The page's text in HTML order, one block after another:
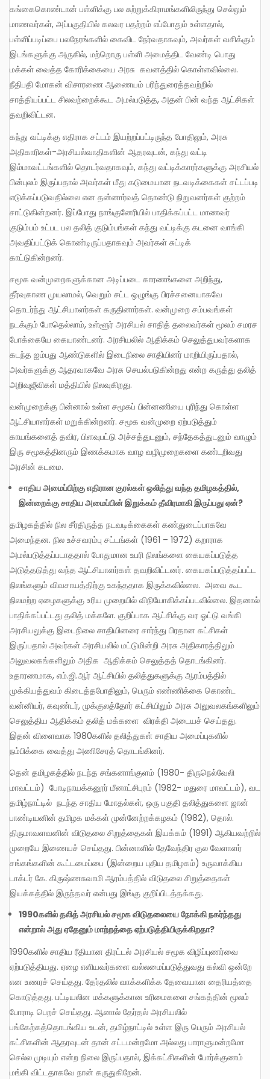
கங்கைகொண்டான் பள்ளிக்கு பல சுற்றுக்கிராமங்களிலிருந்து செல்லும்
மாணவர்கள், அப்பகுதியில் கலவர பதற்றம் எப்போதும் உள்ளதால்,
பள்ளிப்படிப்பை பலநேரங்களில் கைவிட நேர்வதாகவும், அவர்கள் வசிக்கும்
இடங்களுக்கு அருகில், மற்றொரு பள்ளி அமைத்திட வேண்டி பொது
மக்கள் வைத்த கோரிக்கையை அரசு கவனத்தில் கொள்ளவில்லை.
நீதிபதி மோகன் விசாரணை ஆணையம் பரிந்துரைத்தவற்றில்
சாத்தியப்பட்ட சிலவற்றைக்கூட அமல்படுத்த, அதன் பின் வந்த ஆட்சிகள்
தவறிவிட்டன.
கந்து வட்டிக்கு எதிராக சட்டம் இயற்றப்பட்டிருந்த போதிலும், அரசு
அதிகாரிகள்-அரசியல்வாதிகளின் ஆதரவுடன், கந்து வட்டி
இம்மாவட்டங்களில் தொடர்வதாகவும், கந்து வட்டிக்காரர்களுக்கு அரசியல்
பின்புலம் இருப்பதால் அவர்கள் மீது கடுமையான நடவடிக்கைகள் சட்டப்படி
எடுக்கப்படுவதில்லை என தன்னார்வத் தொண்டு நிறுவனர்கள் குற்றம்
சாட்டுகின்றனர். இப்போது நாங்குனேரியில் பாதிக்கப்பட்ட மாணவர்
குடும்பம் உட்பட பல தலித் குடும்பங்கள் கந்து வட்டிக்கு கடனை வாங்கி
அவதிப்பட்டுக் கொண்டிருப்பதாகவும் அவர்கள் சுட்டிக்
காட்டுகின்றனர்.
சமூக வன்முறைகளுக்கான அடிப்படை காரணங்களை அறிந்து,
தீர்வுகாண முயலாமல், வெறும் சட்ட ஒழுங்கு பிரச்சனையாகவே
தொடர்ந்து ஆட்சியாளர்கள் கருதினார்கள். வன்முறை சம்பவங்கள்
நடக்கும் போதெல்லாம், உள்ளூர் அரசியல் சாதித் தலைவர்கள் மூலம் சமரச
போக்கையே கையாண்டனர். அரசியலில் ஆதிக்கம் செலுத்துபவர்களாக
கடந்த ஐம்பது ஆண்டுகளில் இடைநிலை சாதியினர் மாறியிருப்பதால்,
அவர்களுக்கு ஆதரவாகவே அரசு செயல்படுகின்றது என்ற கருத்து தலித்
அறிவுஜீவிகள் மத்தியில் நிலவுகிறது.
வன்முறைக்கு பின்னால் உள்ள சமூகப் பின்னணியை புரிந்து கொள்ள
ஆட்சியாளர்கள் மறுக்கின்றனர். சமூக வன்முறை ஏற்படுத்தும்
காயங்களைத் தவிர, பிளவுபட்டு அச்சத்துடனும், சந்தேகத்துடனும் வாழும்
இரு சமூகத்தினரும் இணக்கமாக வாழ வழிமுறைகளை கண்டறிவது
அரசின் கடமை.
சாதிய அமைப்பிற்கு எதிரான குரல்கள் ஒலித்து வந்த தமிழகத்தில்,
இன்றைக்கு சாதிய அமைப்பின் இறுக்கம் தீவிரமாகி இருப்பது ஏன்?
தமிழகத்தில் நில சீர்திருத்த நடவடிக்கைகள் கண்துடைப்பாகவே
அமைந்தன. நில உச்சவரம்பு சட்டங்கள் (1961 – 1972) கறாராக
அமல்படுத்தப்படாததால் போதுமான உபரி நிலங்களை கையகப்படுத்த
அடுத்தடுத்து வந்த ஆட்சியாளர்கள் தவறிவிட்டனர். கையகப்படுத்தப்பட்ட
நிலங்களும் விவசாயத்திற்கு உகந்ததாக இருக்கவில்லை. அவை கூட
நிலமற்ற ஏழைகளுக்கு உரிய முறையில் விநியோகிக்கப்படவில்லை. இதனால்
பாதிக்கப்பட்டது தலித் மக்களே. குறிப்பாக ஆட்சிக்கு வர ஓட்டு வங்கி
அரசியலுக்கு இடைநிலை சாதியினரை சார்ந்து பிரதான கட்சிகள்
இருப்பதால் அவர்கள் அரசியலில் மட்டுமின்றி அரசு அதிகாரத்திலும்
அலுவலகங்களிலும் அதிக ஆதிக்கம் செலுத்தத் தொடங்கினர்.
உதாரணமாக, எம்.ஜி.ஆர் ஆட்சியில் தலித்துகளுக்கு ஆரம்பத்தில்
முக்கியத்துவம் கிடைத்தபோதிலும், பெரும் எண்ணிக்கை கொண்ட
வன்னியர், கவுண்டர், முக்குலத்தோர் கட்சியிலும் அரசு அலுவலகங்களிலும்
செலுத்திய ஆதிக்கம் தலித் மக்களை விரக்தி அடையச் செய்தது.
இதன் விளைவாக 1980களில் தலித்துகள் சாதிய அமைப்புகளில்
நம்பிக்கை வைத்து அணிசேரத் தொடங்கினர்.
தென் தமிழகத்தில் நடந்த சங்கனாங்குளம் (1980- திருநெல்வேலி
மாவட்டம்) போடிநாயக்கனூர் மீனாட்சிபுரம் (1982- மதுரை மாவட்டம்), வட
தமிழ்நாட்டில் நடந்த சாதிய மோதல்கள், ஒரு பகுதி தலித்துகளை ஜான்
பாண்டியனின் தமிழக மக்கள் முன்னேற்றக்கழகம் (1982), தொல்.
திருமாவளவனின் விடுதலை சிறுத்தைகள் இயக்கம் (1991) ஆகியவற்றில்
முறையே இணையச் செய்தது. பின்னாளில் தேவேந்திர குல வேளாளர்
சங்கங்களின் கூட்டமைப்பை (இன்றைய புதிய தமிழகம்) உருவாக்கிய
டாக்டர் கே. கிருஷ்ணசுவாமி ஆரம்பத்தில் விடுதலை சிறுத்தைகள்
இயக்கத்தில் இருந்தவர் என்பது இங்கு குறிப்பிடத்தக்கது.
1990களில்தலித்அரசியல்சமூகவிடுதலையைநோக்கிநகர்ந்தது
என்றால்அதுஏதேனும்மாற்றத்தைஏற்படுத்தியிருக்கிறதா?
1990களில் சாதிய ரீதியான திரட்டல் அரசியல் சமூக விழிப்புணர்வை
ஏற்படுத்தியது. ஏழை எளியவர்களை வல்லமைப்படுத்துவது கல்வி ஒன்றே
என உணரச் செய்தது. தேர்தலில் வாக்களிக்க தேவையான தைரியத்தை
கொடுத்தது. பட்டியலின மக்களுக்கான உரிமைகளை சங்கத்தின் மூலம்
போராடி பெறச் செய்தது. ஆனால் தேர்தல் அரசியலில்
பங்கேற்கத்தொடங்கிய உடன், தமிழ்நாட்டில் உள்ள இரு பெரும் அரசியல்
கட்சிகளின் ஆதரவுடன் தான் சட்டமன்றமோ அல்லது பாராளுமன்றமோ
செல்ல முடியும் என்ற நிலை இருப்பதால், இக்கட்சிகளின் போர்க்குணம்
மங்கி விட்டதாகவே நான் கருதுகிறேன்.